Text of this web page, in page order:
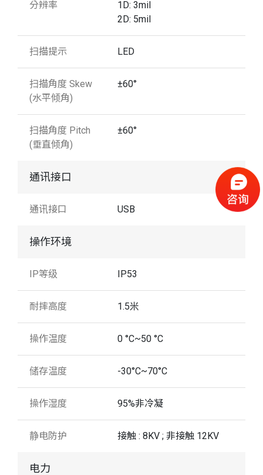
分辨率
1D: 3mil
2D: 5mil
扫描提示 LED
扫描角度 Skew
(水平倾角)
±60°
扫描角度 Pitch
(垂直倾角)
±60°
通讯接口
通讯接口 USB
操作环境
IP等级 IP53
耐摔高度 1.5米
操作温度 0 °C~50 °C
储存温度 -30°C~70°C
操作湿度 95%非冷凝
静电防护 接触 : 8KV ; 非接触 12KV
电力